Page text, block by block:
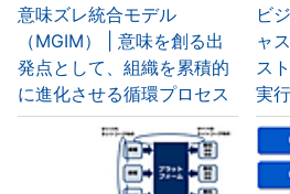
意味ズレ統合モデル
（MGIM） | 意味を創る出
発点として、組織を累積的
に進化させる循環プロセス
ビ
ャ
ス
実